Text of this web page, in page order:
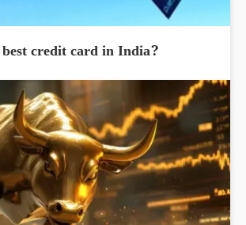
credit card in India?